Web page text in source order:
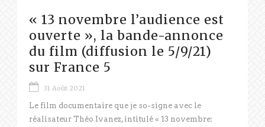
« 13 novembre l’audience est
ouverte », la bande-annonce
du film (diffusion le 5/9/21)
sur France 5
31 Août 2021
Le film documentaire que je so-signe avec le
réalisateur Théo Ivanez, intitulé « 13 novembre: